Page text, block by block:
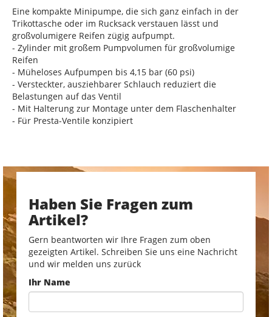
Eine kompakte Minipumpe, die sich ganz einfach in der
Trikottasche oder im Rucksack verstauen lässt und
großvolumigere Reifen zügig aufpumpt.
- Zylinder mit großem Pumpvolumen für großvolumige
Reifen
- Müheloses Aufpumpen bis 4,15 bar (60 psi)
- Versteckter, ausziehbarer Schlauch reduziert die
Belastungen auf das Ventil
- Mit Halterung zur Montage unter dem Flaschenhalter
- Für Presta-Ventile konzipiert
Haben Sie Fragen zum
Artikel?
Gern beantworten wir Ihre Fragen zum oben
gezeigten Artikel. Schreiben Sie uns eine Nachricht
und wir melden uns zurück
Ihr Name